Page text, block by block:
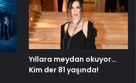
Yıllara meydan okuyor…
Kim der 81 yaşında!